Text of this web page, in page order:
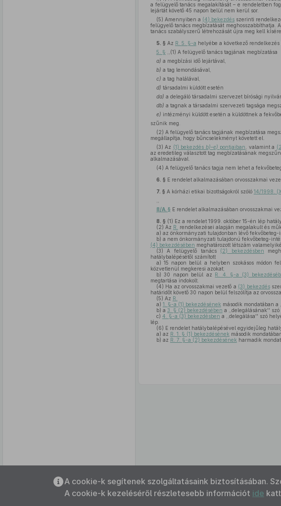
Az oldalmenübe visszatéréshez
ALT + S billentyűket.
a felügyelő tanács megalakítását – e rendeletben
lejártát követő 45 napon belül nem kerül sor.
(5) Amennyiben a (4) bekezdés szerinti
felügyelő tanács megbízatását meghosszabbíthatja.
tanács szabályszerű létrehozását újra meg kell
5. § Az R. 5. §-a helyébe a következő rendelkezés
5. § ,,(1) A felügyelő tanács tagjának megbízatása
a) a megbízási idő lejártával,
b) a tag lemondásával,
c) a tag halálával,
d) társadalmi küldött esetén
da) a delegáló társadalmi szervezet bírósági
db) a tagnak a társadalmi szervezeti tagsága
e) intézményi küldött esetén a küldöttnek a
szűnik meg.
(2) A felügyelő tanács tagjának megbízatása
megállapítja, hogy bűncselekményt követett el.
(3) Az (1) bekezdés b)–e) pontjaiban , valamint a
az eredetileg választott tag megbízatásának
alkalmazásával.
(4) A felügyelő tanács tagja nem lehet a
6. § E rendelet alkalmazásában orvosszakmai
7. § A kórházi etikai bizottságokról szóló 14/1998.
8/A. § E rendelet alkalmazásában orvosszakmai
8. § (1) Ez a rendelet 1999. október 15-én lép
(2) Az R.
rendelkezései alapján megalakult és
a) az önkormányzati tulajdonban lévő
b) a nem önkormányzati tulajdonú fekvőbeteg-
(4) bekezdésében meghatározott létszám
(3) A felügyelő tanács (2) bekezdésben
hatálybalépésétől számított
a) 15 napon belül a helyben szokásos módon
közvetlenül megkeresi azokat;
b) 30 napon belül az R. 4. §-a (3)
megtartása indokolt.
(4) Ha az orvosszakmai vezető a (3) bekezdés
határidőt követő 30 napon belül felszólítja az
(5) Az R.
a) 1. §-a (1) bekezdésének második mondatában
b) a 3. § (2) bekezdésében a ,,delegálásának''
c) 4. §-a (3) bekezdésben a ,,delegálása'' szó
lép.
(6) E rendelet hatálybalépésével egyidejűleg
a) az R. 1. § (1) bekezdésének második
b) az R. 7. §-a (2) bekezdésének harmadik
A cookie-k segítenek szolgáltatásaink biztosításában.
A cookie-k kezeléséről részletesebb információt ide